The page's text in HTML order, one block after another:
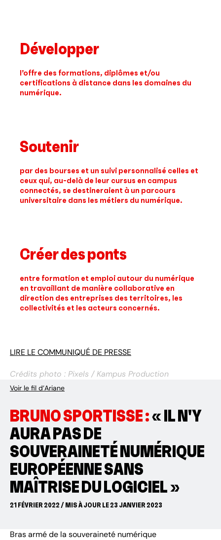
Développer
l’offre des formations, diplômes et/ou
certifications à distance dans les domaines du
numérique.
Soutenir
par des bourses et un suivi personnalisé celles et
ceux qui, au-delà de leur cursus en campus
connectés, se destineraient à un parcours
universitaire dans les métiers du numérique.
Créer des ponts
entre formation et emploi autour du numérique
en travaillant de manière collaborative en
direction des entreprises des territoires, les
collectivités et les acteurs concernés.
LIRE LE COMMUNIQUÉ DE PRESSE
Crédits photo : Pixels / Kampus Production
Voir le fil d’Ariane
BRUNO SPORTISSE :« IL N'Y
AURA PAS DE
SOUVERAINETÉ NUMÉRIQUE
EUROPÉENNE SANS
MAÎTRISE DU LOGICIEL »
21 FÉVRIER 2022 / MIS À JOUR LE 23 JANVIER 2023
Bras armé de la souveraineté numérique